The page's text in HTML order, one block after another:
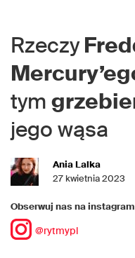
Rzeczy
tym
jego wąsa
Ania Lalka
27 kwietnia 2023
Obserwuj nas na
@rytmypl